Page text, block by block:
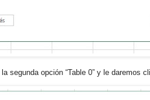
segunda opción “Table 0” y le daremos